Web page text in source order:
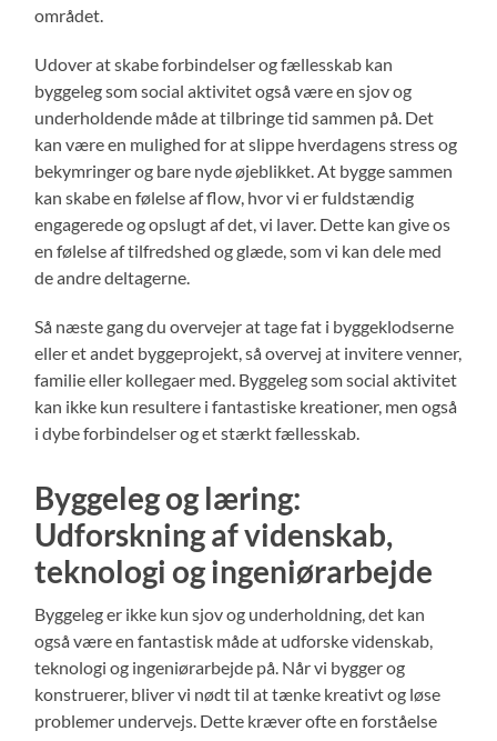
området.
Udover at skabe forbindelser og fællesskab kan
byggeleg som social aktivitet også være en sjov og
underholdende måde at tilbringe tid sammen på. Det
kan være en mulighed for at slippe hverdagens stress og
bekymringer og bare nyde øjeblikket. At bygge sammen
kan skabe en følelse af flow, hvor vi er fuldstændig
engagerede og opslugt af det, vi laver. Dette kan give os
en følelse af tilfredshed og glæde, som vi kan dele med
de andre deltagerne.
Så næste gang du overvejer at tage fat i byggeklodserne
eller et andet byggeprojekt, så overvej at invitere venner,
familie eller kollegaer med. Byggeleg som social aktivitet
kan ikke kun resultere i fantastiske kreationer, men også
i dybe forbindelser og et stærkt fællesskab.
Byggeleg og læring:
Udforskning af videnskab,
teknologi og ingeniørarbejde
Byggeleg er ikke kun sjov og underholdning, det kan
også være en fantastisk måde at udforske videnskab,
teknologi og ingeniørarbejde på. Når vi bygger og
konstruerer, bliver vi nødt til at tænke kreativt og løse
problemer undervejs. Dette kræver ofte en forståelse